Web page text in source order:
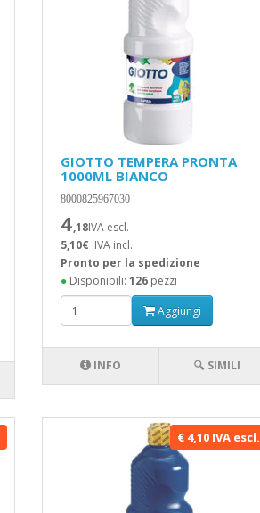
GIOTTO TEMPERA PRONTA
1000ML BIANCO
8000825967030
4,18IVA escl.
5,10€ IVA incl.
Pronto per la spedizione
●Disponibili: 126pezzi
Aggiungi
INFO 🔍 SIMILI
€ 4,10 IVA escl.